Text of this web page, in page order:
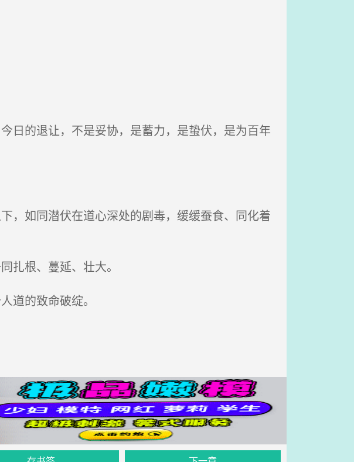
日的退让，不是妥协，是蓄力，是蛰伏，是为百年
，如同潜伏在道心深处的剧毒，缓缓蚕食、同化着
扎根、蔓延、壮大。
道的致命破绽。